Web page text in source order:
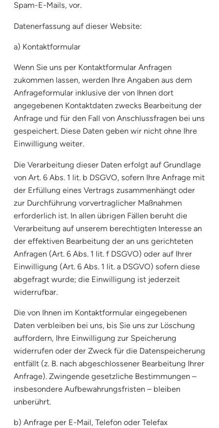
Spam-E-Mails, vor.
Datenerfassung auf dieser Website:
a) Kontaktformular
Wenn Sie uns per Kontaktformular Anfragen
zukommen lassen, werden Ihre Angaben aus dem
Anfrageformular inklusive der von Ihnen dort
angegebenen Kontaktdaten zwecks Bearbeitung der
Anfrage und für den Fall von Anschlussfragen bei uns
gespeichert. Diese Daten geben wir nicht ohne Ihre
Einwilligung weiter.
Die Verarbeitung dieser Daten erfolgt auf Grundlage
von Art. 6 Abs. 1 lit. b DSGVO, sofern Ihre Anfrage mit
der Erfüllung eines Vertrags zusammenhängt oder
zur Durchführung vorvertraglicher Maßnahmen
erforderlich ist. In allen übrigen Fällen beruht die
Verarbeitung auf unserem berechtigten Interesse an
der effektiven Bearbeitung der an uns gerichteten
Anfragen (Art. 6 Abs. 1 lit. f DSGVO) oder auf Ihrer
Einwilligung (Art. 6 Abs. 1 lit. a DSGVO) sofern diese
abgefragt wurde; die Einwilligung ist jederzeit
widerrufbar.
Die von Ihnen im Kontaktformular eingegebenen
Daten verbleiben bei uns, bis Sie uns zur Löschung
auffordern, Ihre Einwilligung zur Speicherung
widerrufen oder der Zweck für die Datenspeicherung
entfällt (z. B. nach abgeschlossener Bearbeitung Ihrer
Anfrage). Zwingende gesetzliche Bestimmungen –
insbesondere Aufbewahrungsfristen – bleiben
unberührt.
b) Anfrage per E-Mail, Telefon oder Telefax